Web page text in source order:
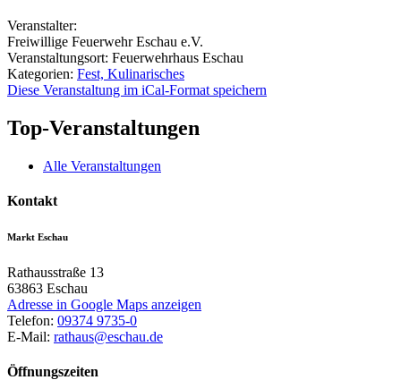
Veranstalter:
Freiwillige Feuerwehr Eschau e.V.
Veranstaltungsort: Feuerwehrhaus Eschau
Kategorien: Fest, Kulinarisches
Diese Veranstaltung im iCal-Format speichern
Top-Veranstaltungen
Alle Veranstaltungen
Kontakt
Markt Eschau
Rathausstraße 13
63863 Eschau
Adresse in Google Maps anzeigen
Telefon: 09374 9735-0
E-Mail: rathaus@eschau.de
Öffnungszeiten